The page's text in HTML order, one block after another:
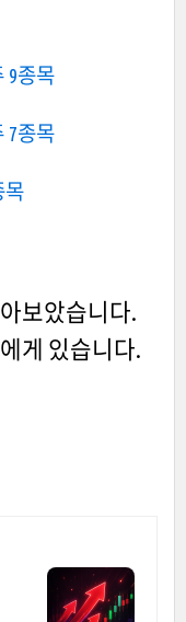
9종목
7종목
목
보았습니다.
게 있습니다.